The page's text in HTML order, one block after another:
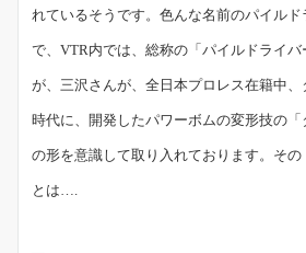
れているそうです。色んな名前のパイル
で、VTR内では、総称の「パイルドライ
が、三沢さんが、全日本プロレス在籍中
時代に、開発したパワーボムの変形技の「
の形を意識して取り入れております。その
とは….